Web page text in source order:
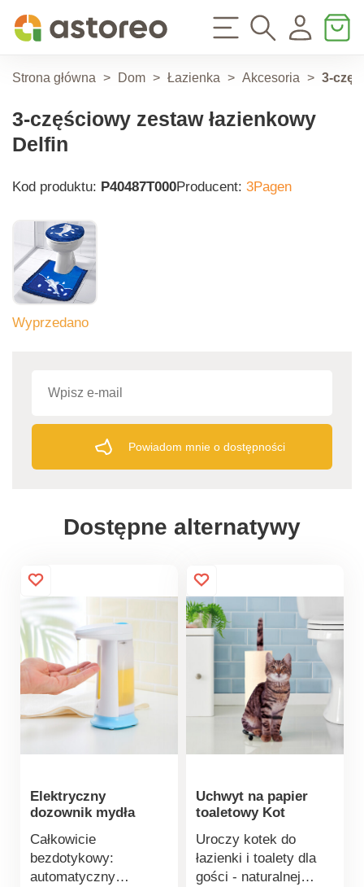
Strona główna > Dom > Łazienka > Akcesoria > 3-
3-częściowy zestaw łazienkowy
Delfin
Kod produktu: P40487T000Producent: 3Pagen
Wyprzedano
Powiadom mnie o dostępności
Dostępne alternatywy
Elektryczny
dozownik mydła
Całkowicie
bezdotykowy:
automatyczny
Uchwyt na papier
toaletowy Kot
Uroczy kotek do
łazienki i toalety dla
gości - naturalnej